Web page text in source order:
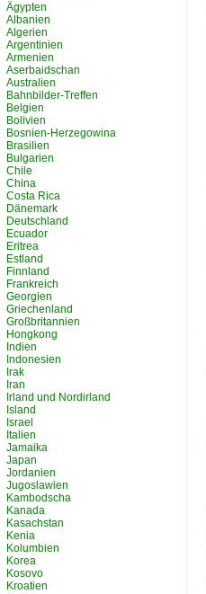
Ägypten
Albanien
Algerien
Argentinien
Armenien
Aserbaidschan
Australien
Bahnbilder-Treffen
Belgien
Bolivien
Bosnien-Herzegowina
Brasilien
Bulgarien
Chile
China
Costa Rica
Dänemark
Deutschland
Ecuador
Eritrea
Estland
Finnland
Frankreich
Georgien
Griechenland
Großbritannien
Hongkong
Indien
Indonesien
Irak
Iran
Irland und Nordirland
Island
Israel
Italien
Jamaika
Japan
Jordanien
Jugoslawien
Kambodscha
Kanada
Kasachstan
Kenia
Kolumbien
Korea
Kosovo
Kroatien